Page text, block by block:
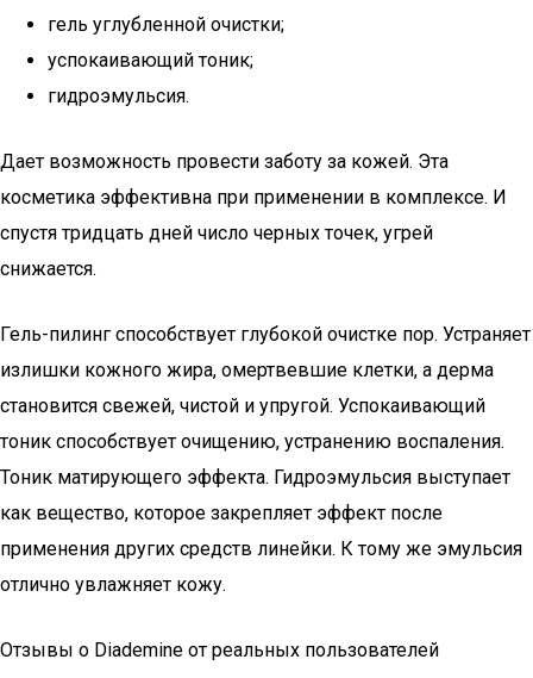
гель углубленной очистки;
успокаивающий тоник;
гидроэмульсия.
Дает возможность провести заботу за кожей. Эта
косметика эффективна при применении в комплексе. И
спустя тридцать дней число черных точек, угрей
снижается.
Гель-пилинг способствует глубокой очистке пор. Устраняет
излишки кожного жира, омертвевшие клетки, а дерма
становится свежей, чистой и упругой. Успокаивающий
тоник способствует очищению, устранению воспаления.
Тоник матирующего эффекта. Гидроэмульсия выступает
как вещество, которое закрепляет эффект после
применения других средств линейки. К тому же эмульсия
отлично увлажняет кожу.
Отзывы о Diademine от реальных пользователей